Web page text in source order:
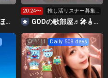
💐応援感謝💐🎀なほなん癒しのお部屋🧸🌷🌺
20:24〜
推し活リスナー募集
中、皆様楽しんでい
って下さい😆🎸
GODの歌部屋♬🎤🎸☆♬🌟
1111 Daily 508 days